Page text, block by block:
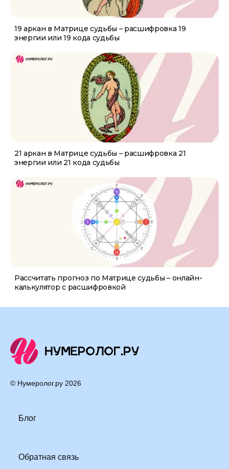
19 аркан в Матрице судьбы – расшифровка 19
энергии или 19 кода судьбы
21 аркан в Матрице судьбы – расшифровка 21
энергии или 21 кода судьбы
Рассчитать прогноз по Матрице судьбы – онлайн-
калькулятор с расшифровкой
© Нумеролог.ру 2026
Блог
Обратная связь